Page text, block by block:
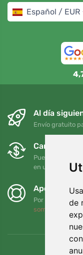
de
Español / EUR
Al día
Envío gratuito
Cambios y
Puede devolver
en un plazo de
Apoyamos a
Por cada
somos